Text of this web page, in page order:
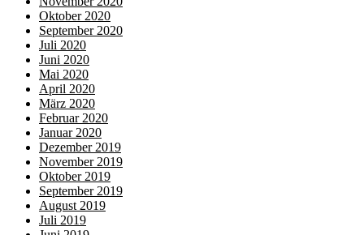
Oktober 2020
September 2020
Juli 2020
Juni 2020
Mai 2020
April 2020
März 2020
Februar 2020
Januar 2020
Dezember 2019
November 2019
Oktober 2019
September 2019
August 2019
Juli 2019